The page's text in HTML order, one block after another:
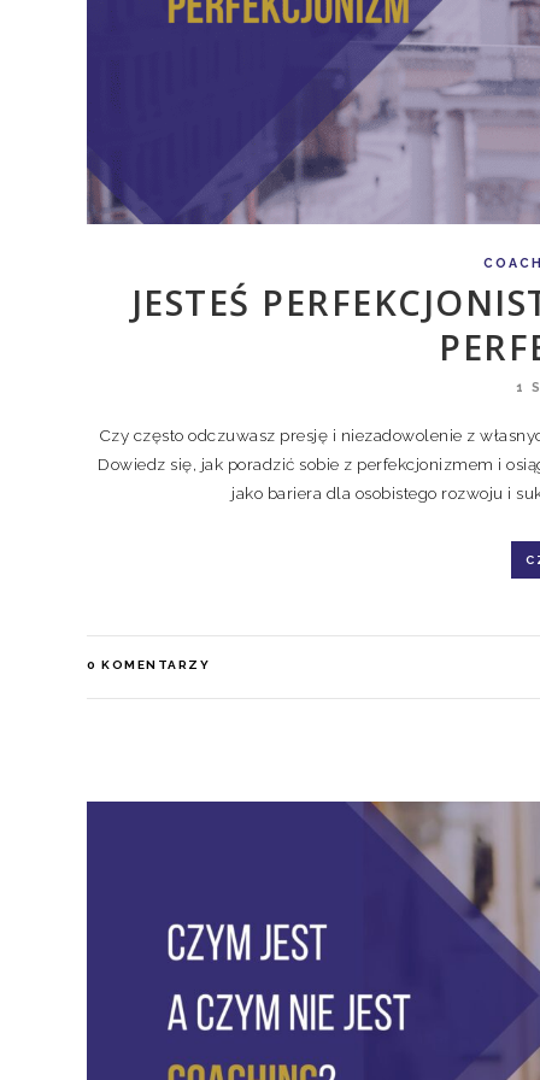
JESTEŚ
1
Czy często odczuwasz presję i niezadowolenie z
Dowiedz się, jak poradzić sobie z perfekcjonizmem i
jako bariera dla osobistego rozwoju i
0 KOMENTARZY